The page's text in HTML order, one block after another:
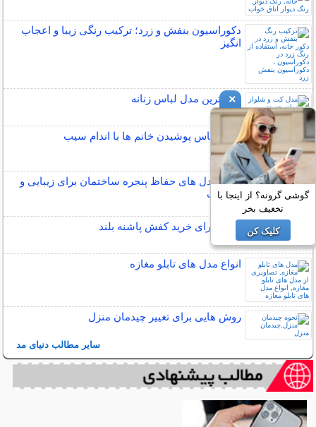
دکوراسیون بنفش و زرد؛ ترکیب رنگی زیبا و اعجاب
انگیز
جدیدترین مدل لباس زنانه
نحوه لباس پوشیدن خانم ها با اندام سیب
انواع مدل های حفاظ پنجره ساختمان برای زیبایی و
حفاظت
نکاتی برای خرید کفش پاشنه بلند
انواع مدل های تابلو مغازه
روش هایی برای تغییر چیدمان منزل
سایر مطالب دنیای مد
×
گوشی گرونه؟ از اینجا با
تخغیف بخر
کلیک کن